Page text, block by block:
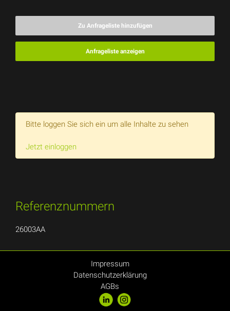
Zu Anfrageliste hinzufügen
Anfrageliste anzeigen
Bitte loggen Sie sich ein um alle Inhalte zu sehen
Jetzt einloggen
Referenznummern
26003AA
Impressum
Datenschutzerklärung
AGBs